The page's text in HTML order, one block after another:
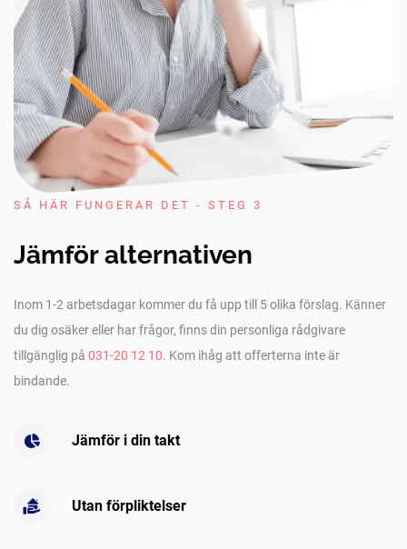
SÅ HÄR FUNGERAR DET - STEG 3
Jämför alternativen
Inom 1-2 arbetsdagar kommer du få upp till 5 olika förslag. Känner
du dig osäker eller har frågor, finns din personliga rådgivare
tillgänglig på 031-20 12 10. Kom ihåg att offerterna inte är
bindande.
Jämför i din takt
Utan förpliktelser